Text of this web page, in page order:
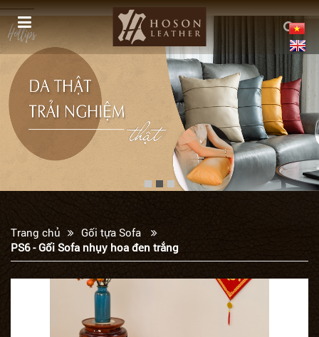
------------
Trang chủ
Gối tựa Sofa
PS6 - Gối Sofa nhụy hoa đen trắng